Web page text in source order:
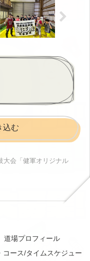
込む
大会「健軍オリジナル
道場プロフィール
コース/タイムスケジュー